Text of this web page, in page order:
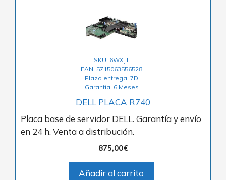
SKU: 6WXJT
EAN: 5715063556528
Plazo entrega: 7D
Garantía: 6 Meses
DELL PLACA R740
Placa base de servidor DELL. Garantía y envío
en 24 h. Venta a distribución.
875,00€
Añadir al carrito